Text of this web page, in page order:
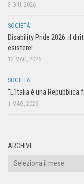
3 GIU, 2026
SOCIETÀ
Disability Pride 2026: il
esistere!
12 MAG, 2026
SOCIETÀ
“L’Italia è una
1 MAG, 2026
ARCHIVI